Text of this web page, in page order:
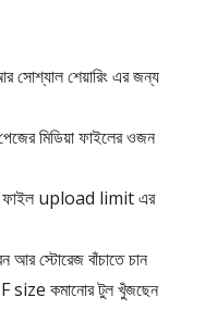
সোশ্যাল শেয়ারিং এর জন্য
মিডিয়া ফাইলের ওজন
ফাইল upload limit এর
আর স্টোরেজ বাঁচাতে চান
size কমানোর টুল খুঁজছেন